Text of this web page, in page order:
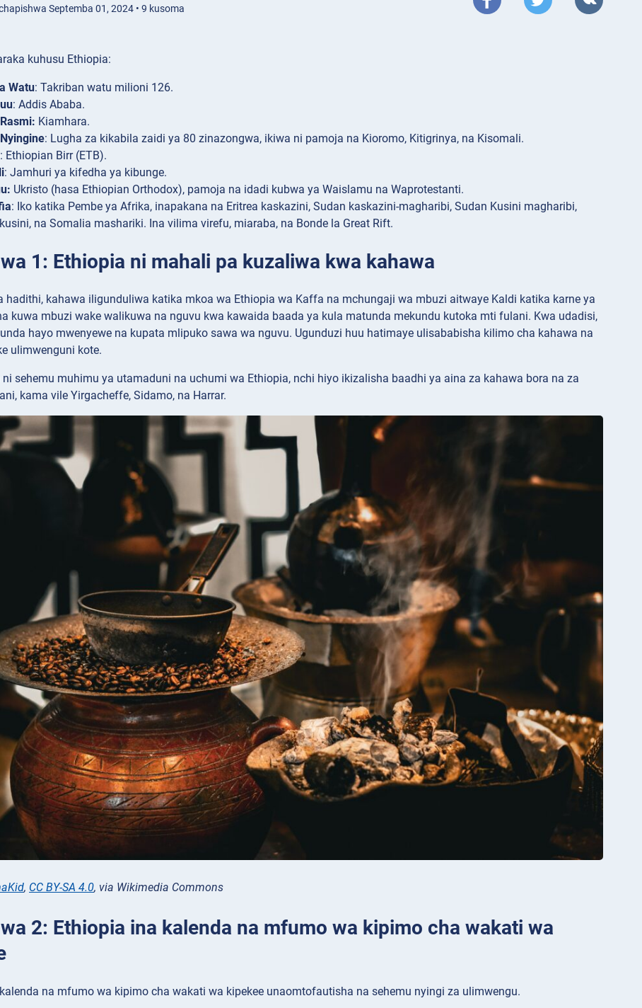
Septemba 01, 2024 • 9 kusoma
kuhusu Ethiopia:
Watu: Takriban watu milioni 126.
: Addis Ababa.
Kiamhara.
: Lugha za kikabila zaidi ya 80 zinazongwa, ikiwa ni pamoja na Kioromo, Kitigrinya, na Kisomali.
: Ethiopian Birr (ETB).
: Jamhuri ya kifedha ya kibunge.
Ukristo (hasa Ethiopian Orthodox), pamoja na idadi kubwa ya Waislamu na Waprotestanti.
: Iko katika Pembe ya Afrika, inapakana na Eritrea kaskazini, Sudan kaskazini-magharibi, Sudan Kusini magharibi,
na Somalia mashariki. Ina vilima virefu, miaraba, na Bonde la Great Rift.
1: Ethiopia ni mahali pa kuzaliwa kwa kahawa
hadithi, kahawa iligunduliwa katika mkoa wa Ethiopia wa Kaffa na mchungaji wa mbuzi aitwaye Kaldi katika karne ya
kuwa mbuzi wake walikuwa na nguvu kwa kawaida baada ya kula matunda mekundu kutoka mti fulani. Kwa udadisi,
hayo mwenyewe na kupata mlipuko sawa wa nguvu. Ugunduzi huu hatimaye ulisababisha kilimo cha kahawa na
ulimwenguni kote.
ni sehemu muhimu ya utamaduni na uchumi wa Ethiopia, nchi hiyo ikizalisha baadhi ya aina za kahawa bora na za
kama vile Yirgacheffe, Sidamo, na Harrar.
, CC BY-SA 4.0, via Wikimedia Commons
2: Ethiopia ina kalenda na mfumo wa kipimo cha wakati wa
na mfumo wa kipimo cha wakati wa kipekee unaomtofautisha na sehemu nyingi za ulimwengu.